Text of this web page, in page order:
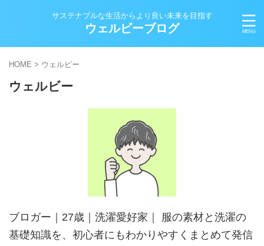
サステナブルな生活からより良い未来を目指す
ウェルビーブログ
HOME > ウェルビー
ウェルビー
ブロガー｜27歳｜洗濯愛好家｜ 服の素材と洗濯の
基礎知識を、初心者にもわかりやすくまとめて発信